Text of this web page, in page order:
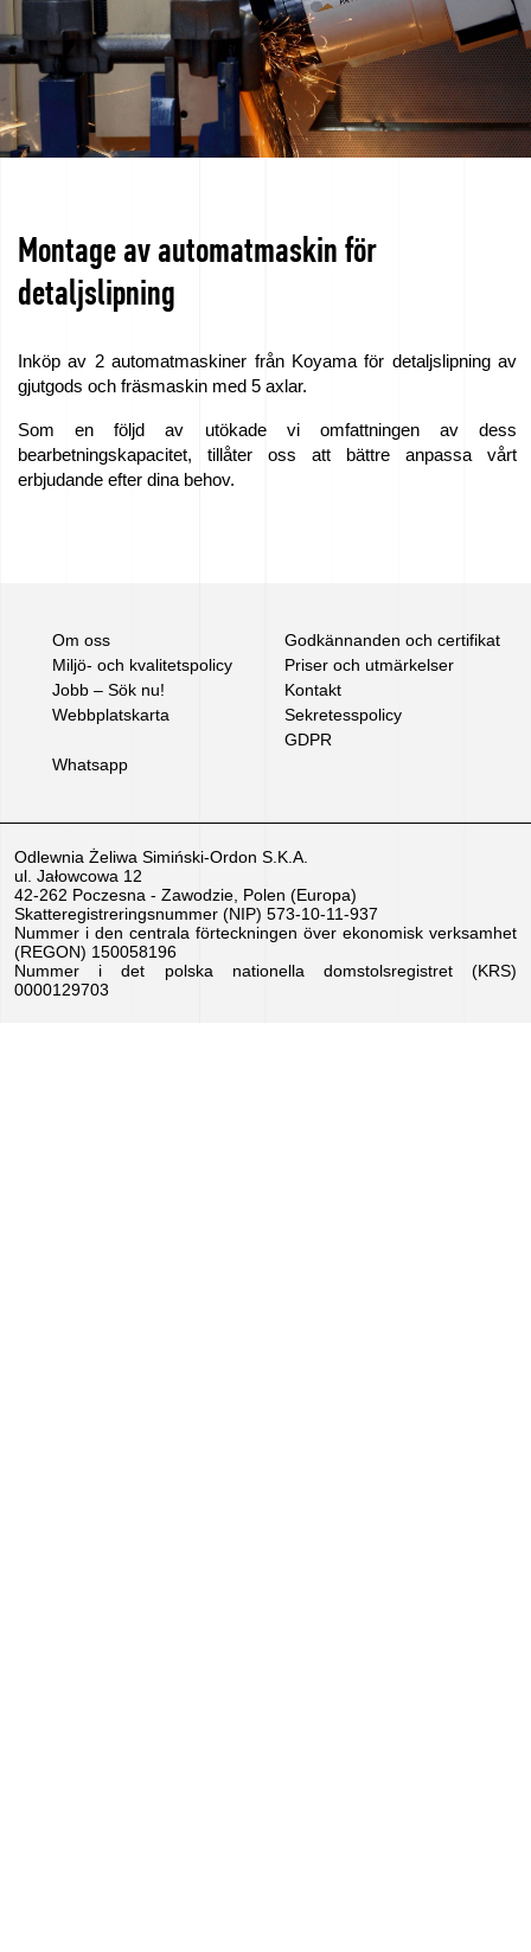
Montage av automatmaskin för
detaljslipning
Inköp av 2 automatmaskiner från Koyama för detaljslipning av
gjutgods och fräsmaskin med 5 axlar.
Som en följd av utökade vi omfattningen av dess
bearbetningskapacitet, tillåter oss att bättre anpassa vårt
erbjudande efter dina behov.
Om oss
Godkännanden och certifikat
Miljö- och kvalitetspolicy
Priser och utmärkelser
Jobb – Sök nu!
Kontakt
Webbplatskarta
Sekretesspolicy
GDPR
Whatsapp
Odlewnia Żeliwa Simiński-Ordon S.K.A.
ul. Jałowcowa 12
42-262 Poczesna - Zawodzie, Polen (Europa)
Skatteregistreringsnummer (NIP) 573-10-11-937
Nummer i den centrala förteckningen över ekonomisk verksamhet
(REGON) 150058196
Nummer i det polska nationella domstolsregistret (KRS)
0000129703